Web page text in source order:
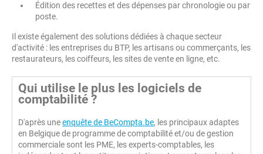
Édition des recettes et des dépenses par chronologie ou par
poste.
Il existe également des solutions dédiées à chaque secteur
d'activité : les entreprises du BTP, les artisans ou commerçants, les
restaurateurs, les coiffeurs, les sites de vente en ligne, etc.
Qui utilise le plus les logiciels de
comptabilité ?
D'après uneenquête de BeCompta.be, les principaux adaptes
en Belgique de programme de comptabilité et/ou de gestion
commerciale sont les PME, les experts-comptables, les